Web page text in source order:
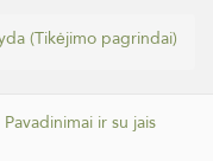
(Tikėjimo pagrindai)
Pavadinimai ir su jais